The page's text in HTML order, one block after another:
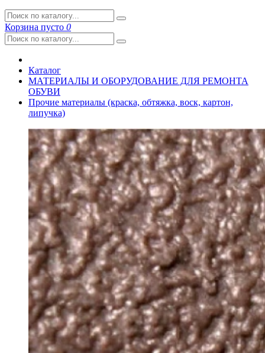
Корзина пусто 0
Каталог
МАТЕРИАЛЫ И ОБОРУДОВАНИЕ ДЛЯ РЕМОНТА
ОБУВИ
Прочие материалы (краска, обтяжка, воск, картон,
липучка)